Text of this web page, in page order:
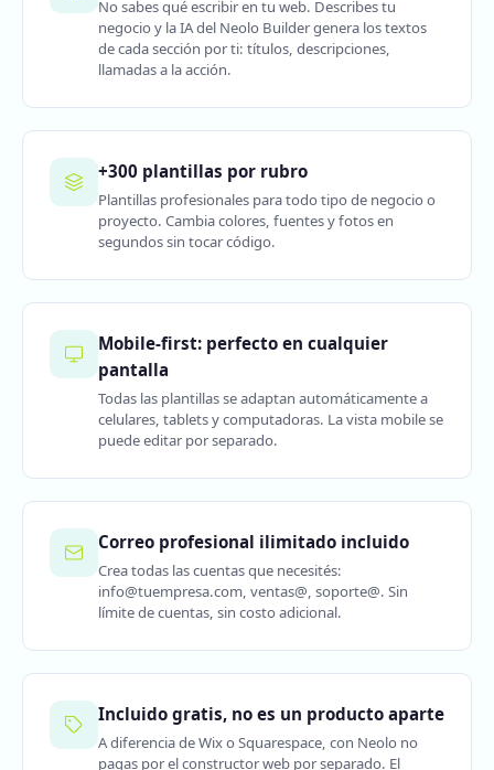
No sabes qué escribir en tu web. Describes tu
negocio y la IA del Neolo Builder genera los textos
de cada sección por ti: títulos, descripciones,
llamadas a la acción.
+300 plantillas por rubro
Plantillas profesionales para todo tipo de negocio o
proyecto. Cambia colores, fuentes y fotos en
segundos sin tocar código.
Mobile-first: perfecto en cualquier
pantalla
Todas las plantillas se adaptan automáticamente a
celulares, tablets y computadoras. La vista mobile se
puede editar por separado.
Correo profesional ilimitado incluido
Crea todas las cuentas que necesités:
info@tuempresa.com, ventas@, soporte@. Sin
límite de cuentas, sin costo adicional.
Incluido gratis, no es un producto aparte
A diferencia de Wix o Squarespace, con Neolo no
pagas por el constructor web por separado. El